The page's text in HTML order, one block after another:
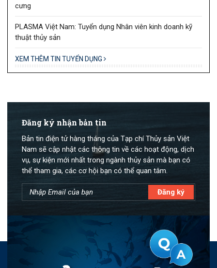
cưng
PLASMA Việt Nam: Tuyển dụng Nhân viên kinh doanh kỹ
thuật thủy sản
XEM THÊM TIN TUYỂN DỤNG
Đăng ký nhận bản tin
Bản tin điện tử hàng tháng của Tạp chí Thủy sản Việt
Nam sẽ cập nhật các thông tin về các hoạt động, dịch
vụ, sự kiện mới nhất trong ngành thủy sản mà bạn có
thể tham gia, các cơ hội bạn có thể quan tâm.